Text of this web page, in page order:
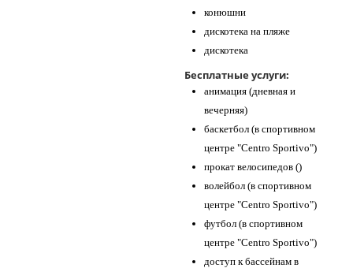
конюшни
дискотека на пляже
дискотека
Бесплатные услуги:
анимация (дневная и
вечерняя)
баскетбол (в спортивном
центре "Centro Sportivo")
прокат велосипедов ()
волейбол (в спортивном
центре "Centro Sportivo")
футбол (в спортивном
центре "Centro Sportivo")
доступ к бассейнам в